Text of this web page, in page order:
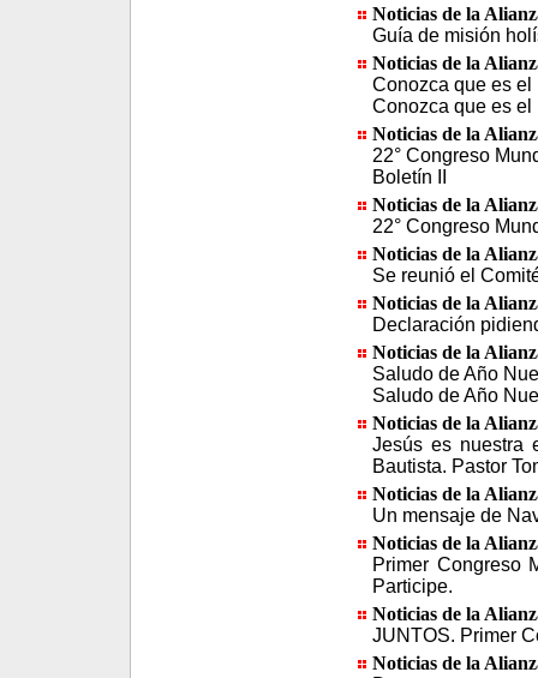
Noticias de la
Guía de misión
Noticias de la
Conozca que es
Conozca que es
Noticias de la
22° Congreso
Boletín II
Noticias de la
22° Congreso
Noticias de la
Se reunió el
Noticias de la
Declaración
Noticias de la
Saludo de Año
Saludo de Año
Noticias de la
Jesús es nuestra
Bautista. Pastor
Noticias de la
Un mensaje de
Noticias de la
Primer Congreso
Participe.
Noticias de la
JUNTOS. Primer
Noticias de la